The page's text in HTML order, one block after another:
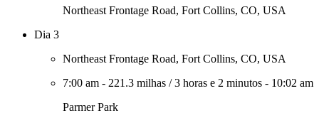
Northeast Frontage Road, Fort Collins, CO, USA
Dia 3
Northeast Frontage Road, Fort Collins, CO, USA
7:00 am - 221.3 milhas /3 horas e 2 minutos - 10:02 am
Parmer Park